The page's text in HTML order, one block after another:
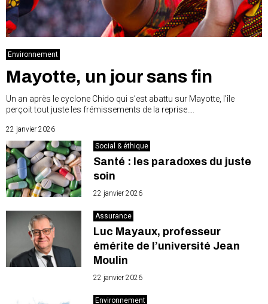
Environnement
Mayotte, un jour sans fin
Un an après le cyclone Chido qui s’est abattu sur Mayotte, l’île
perçoit tout juste les frémissements de la reprise.…
22 janvier 2026
Social & éthique
Santé : les paradoxes du juste
soin
22 janvier 2026
Assurance
Luc Mayaux, professeur
émérite de l’université Jean
Moulin
22 janvier 2026
Environnement